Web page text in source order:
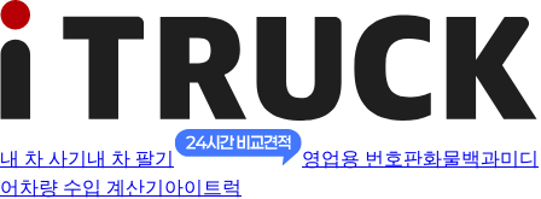
내 차 사기 내 차 팔기 영업용 번호판화물백과미디
어 차량 수입 계산기 아이트럭